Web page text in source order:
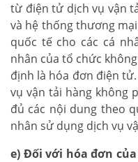
từ điện tử dịch vụ vận
và hệ thống thương
quốc tế cho các cá
nhân của tổ chức
định là hóa đơn điện
vụ vận tải hàng không
đủ các nội dung theo
nhân sử dụng dịch vụ
e) Đối với hóa đơn